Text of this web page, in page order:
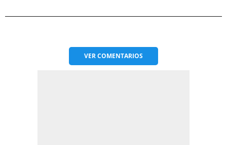
VERCOMENTARIOS